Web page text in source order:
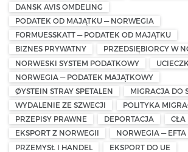
DANSK AVIS OMDELING
PODATEK OD MAJĄTKU — NORWEGIA
FORMUESSKATT — PODATEK OD MAJĄTKU
BIZNES PRYWATNY
PRZEDSIĘBIORCY W
NORWESKI SYSTEM PODATKOWY
NORWEGIA — PODATEK MAJĄTKOWY
ØYSTEIN STRAY SPETALEN
MIGRACJA DO
WYDALENIE ZE SZWECJI
POLITYKA
PRZEPISY PRAWNE
DEPORTACJA
CŁA
EKSPORT Z NORWEGII
NORWEGIA — EFTA
PRZEMYSŁ I HANDEL
EKSPORT DO UE